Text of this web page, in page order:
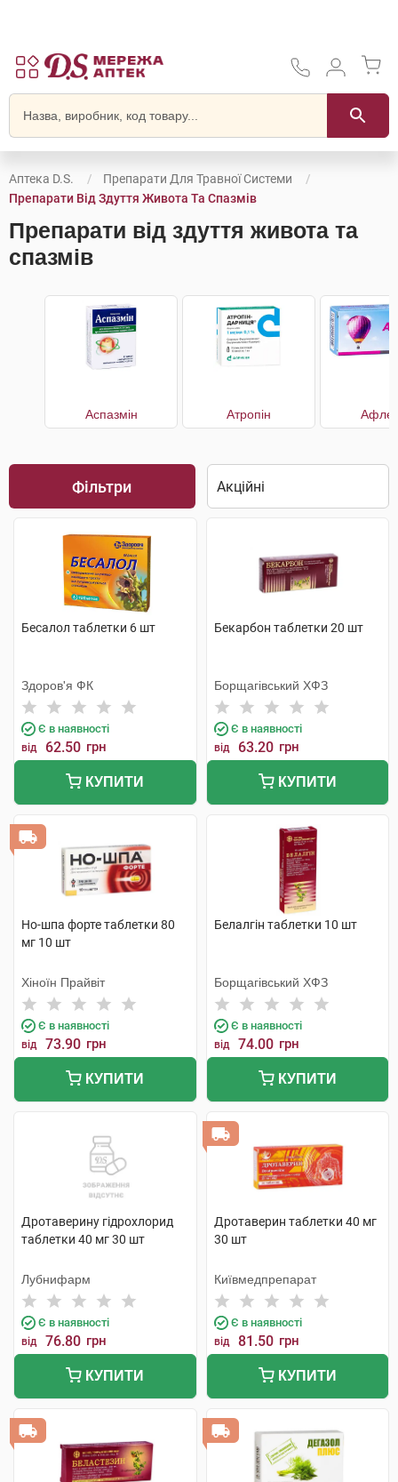
Аптека D.S.
Препарати Для Травної Системи
Препарати Від Здуття Живота Та Спазмів
Препарати від здуття живота та
спазмів
Аспазмін Атропін
Фільтри
Бесалол таблетки 6 шт
Здоров'я ФК
Є в наявності
від 62.50 грн
КУПИТИ
Бекарбон таблетки 20 шт
Борщагівський ХФЗ
Є в наявності
від 63.20 грн
КУПИТИ
Но-шпа форте таблетки 80
мг 10 шт
Хіноїн Прайвіт
Є в наявності
від 73.90 грн
КУПИТИ
Белалгін таблетки 10 шт
Борщагівський ХФЗ
Є в наявності
від 74.00 грн
КУПИТИ
Дротаверину гідрохлорид
таблетки 40 мг 30 шт
Лубнифарм
Є в наявності
від 76.80 грн
КУПИТИ
Дротаверин таблетки 40 мг
30 шт
Київмедпрепарат
Є в наявності
від 81.50 грн
КУПИТИ